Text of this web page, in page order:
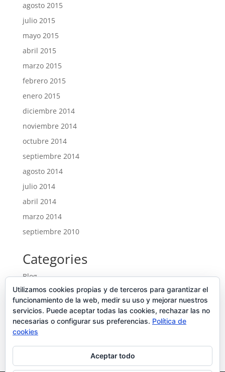
agosto 2015
julio 2015
mayo 2015
abril 2015
marzo 2015
febrero 2015
enero 2015
diciembre 2014
noviembre 2014
octubre 2014
septiembre 2014
agosto 2014
julio 2014
abril 2014
marzo 2014
septiembre 2010
Categories
Blog
Entrades
Ofertes noves
Portfolio
Uncategorized
Utilizamos cookies propias y de terceros para garantizar el
funcionamiento de la web, medir su uso y mejorar nuestros
servicios. Puede aceptar todas las cookies, rechazar las no
necesarias o configurar sus preferencias. Política de
cookies
Aceptar todo